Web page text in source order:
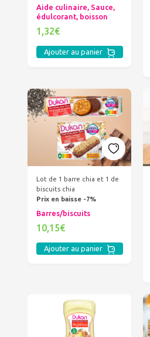
Aide culinaire, Sauce,
édulcorant, boisson
1,32€
Ajouter au panier
Lot de 1 barre chia et 1 de
biscuits chia
Prix en baisse -7%
Barres/biscuits
10,15€
Ajouter au panier